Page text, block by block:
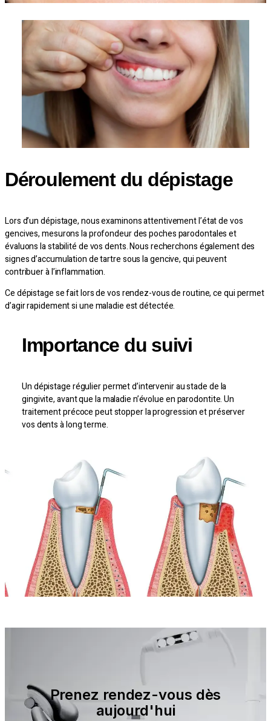
Déroulement du dépistage
Lors d’un dépistage, nous examinons attentivement l’état de vos
gencives, mesurons la profondeur des poches parodontales et
évaluons la stabilité de vos dents. Nous recherchons également des
signes d’accumulation de tartre sous la gencive, qui peuvent
contribuer à l’inflammation.
Ce dépistage se fait lors de vos rendez-vous de routine, ce qui permet
d’agir rapidement si une maladie est détectée.
Importance du suivi
Un dépistage régulier permet d’intervenir au stade de la
gingivite, avant que la maladie n’évolue en parodontite. Un
traitement précoce peut stopper la progression et préserver
vos dents à long terme.
Prenez rendez-vous dès
aujourd'hui